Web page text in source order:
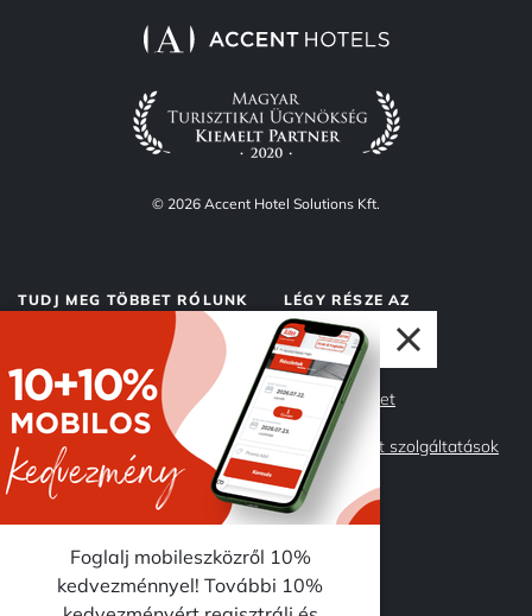
© 2026 Accent Hotel Solutions Kft.
TUDJ MEG TÖBBET RÓLUNK
Rólunk
Adatvédelem
Impresszum
Miért az Accent?
LÉGY RÉSZE AZ
ACCENTNEK
Accent Market
Management szolgáltatások
Csapatunk
Foglalj mobileszközről 10%
kedvezménnyel! További 10%